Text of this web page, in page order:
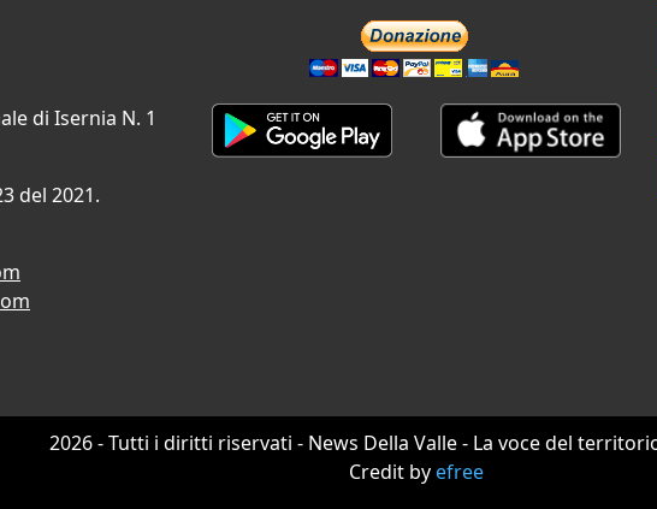
di Isernia N. 1
del 2021.
2026 - Tutti i diritti riservati - News Della Valle - La voce del
Credit byefree